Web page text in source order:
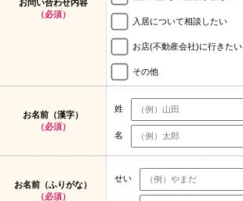
お問い合わせ内容
（必須）
入居について相談したい
お店(不動産会社)に行きたい
その他
お名前（漢字）
（必須）
姓
名
お名前（ふりがな）
（必須）
せい